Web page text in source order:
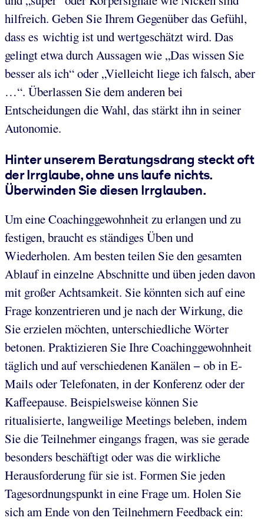
hilfreich. Geben Sie Ihrem Gegenüber das Gefühl,
dass es wichtig ist und wertgeschätzt wird. Das
gelingt etwa durch Aussagen wie „Das wissen Sie
besser als ich“ oder „Vielleicht liege ich falsch, aber
…“. Überlassen Sie dem anderen bei
Entscheidungen die Wahl, das stärkt ihn in seiner
Autonomie.
Hinter unserem Beratungsdrang steckt oft
der Irrglaube, ohne uns laufe nichts.
Überwinden Sie diesen Irrglauben.
Um eine Coachinggewohnheit zu erlangen und zu
festigen, braucht es ständiges Üben und
Wiederholen. Am besten teilen Sie den gesamten
Ablauf in einzelne Abschnitte und üben jeden davon
mit großer Achtsamkeit. Sie könnten sich auf eine
Frage konzentrieren und je nach der Wirkung, die
Sie erzielen möchten, unterschiedliche Wörter
betonen. Praktizieren Sie Ihre Coachinggewohnheit
täglich und auf verschiedenen Kanälen − ob in E-
Mails oder Telefonaten, in der Konferenz oder der
Kaffeepause. Beispielsweise können Sie
ritualisierte, langweilige Meetings beleben, indem
Sie die Teilnehmer eingangs fragen, was sie gerade
besonders beschäftigt oder was die wirkliche
Herausforderung für sie ist. Formen Sie jeden
Tagesordnungspunkt in eine Frage um. Holen Sie
sich am Ende von den Teilnehmern Feedback ein: